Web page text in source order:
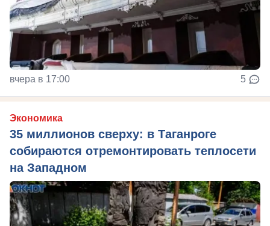
вчера в 17:00 5
Экономика
35 миллионов сверху: в Таганроге
собираются отремонтировать теплосети
на Западном